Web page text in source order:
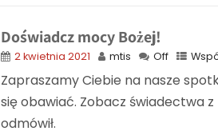
Doświadcz mocy Bożej!
2 kwietnia 2021 mtis Off
Zapraszamy Ciebie na nasze
się obawiać. Zobacz świadectwa
odmówił.